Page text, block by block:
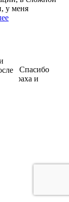
у меня
страха и